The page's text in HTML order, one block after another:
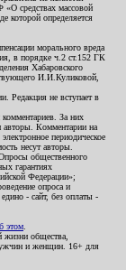
средствах массовой
которой определяется
морального вреда
в порядке ч.2 ст.152 ГК
Хабаровского
И.И.Куликовой,
Редакция не вступает в
комментариев. За них
авторы. Комментарии на
периодическое
несут авторы.
общественного
гарантиях
Федерации»;
опроса и
- сайт, без оплаты -
этом
жизни общества,
и женщин. 16+ для